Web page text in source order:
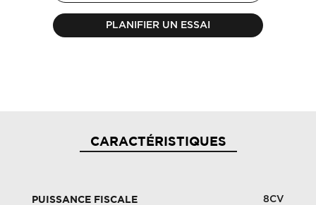
PLANIFIER UN ESSAI
CARACTÉRISTIQUES
PUISSANCE FISCALE 8CV